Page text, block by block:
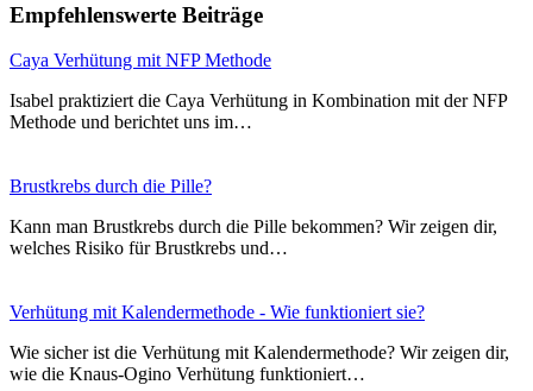
Empfehlenswerte Beiträge
Caya Verhütung mit NFP Methode
Isabel praktiziert die Caya Verhütung in Kombination mit der NFP
Methode und berichtet uns im…
Brustkrebs durch die Pille?
Kann man Brustkrebs durch die Pille bekommen? Wir zeigen dir,
welches Risiko für Brustkrebs und…
Verhütung mit Kalendermethode - Wie funktioniert sie?
Wie sicher ist die Verhütung mit Kalendermethode? Wir zeigen dir,
wie die Knaus-Ogino Verhütung funktioniert…